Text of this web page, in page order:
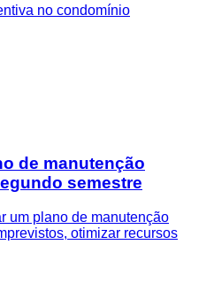
de manutenção
semestre
um plano de manutenção
otimizar recursos